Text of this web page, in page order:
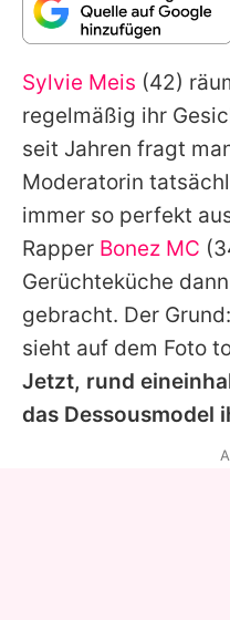
Utiq
Sylvie Meis (42)
regelmäßig ihr
seit Jahren fragt
Moderatorin
immer so perfekt
Rapper Bonez MC
Gerüchteküche
gebracht. Der
sieht auf dem Foto
Jetzt, rund
das Dessousmodel